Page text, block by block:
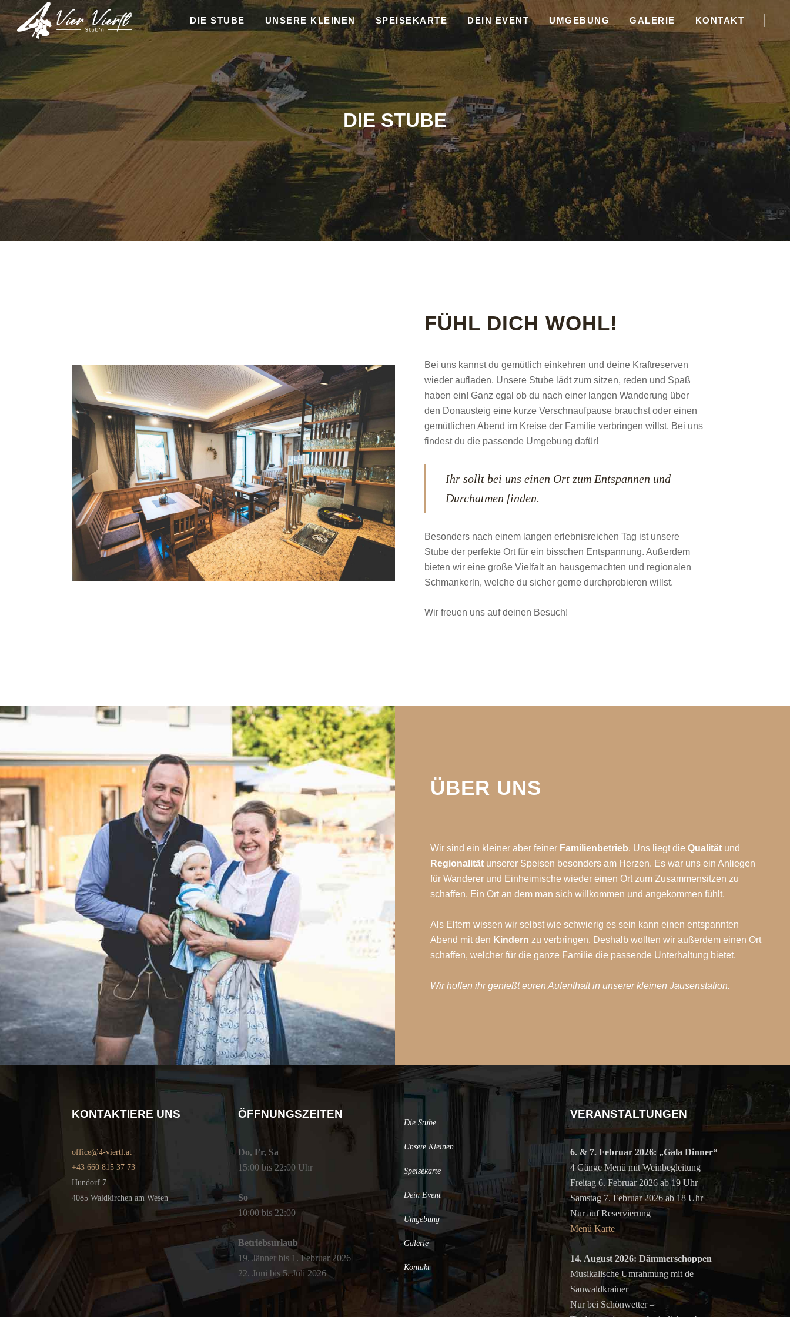
DIE STUBE UNSERE KLEINEN SPEISEKARTE DEIN EVENT UMGEBUNG GALERIE KONTAKT
DIE STUBE
FÜHL DICH WOHL!
Bei uns kannst du gemütlich einkehren und deine Kraftreserven
wieder aufladen. Unsere Stube lädt zum sitzen, reden und Spaß
haben ein! Ganz egal ob du nach einer langen Wanderung über
den Donausteig eine kurze Verschnaufpause brauchst oder einen
gemütlichen Abend im Kreise der Familie verbringen willst. Bei uns
findest du die passende Umgebung dafür!
Ihr sollt bei uns einen Ort zum Entspannen und
Durchatmen finden.
Besonders nach einem langen erlebnisreichen Tag ist unsere
Stube der perfekte Ort für ein bisschen Entspannung. Außerdem
bieten wir eine große Vielfalt an hausgemachten und regionalen
Schmankerln, welche du sicher gerne durchprobieren willst.
Wir freuen uns auf deinen Besuch!
ÜBER UNS
Wir sind ein kleiner aber feiner Familienbetrieb. Uns liegt die Qualität und
Regionalität unserer Speisen besonders am Herzen. Es war uns ein Anliegen
für Wanderer und Einheimische wieder einen Ort zum Zusammensitzen zu
schaffen. Ein Ort an dem man sich willkommen und angekommen fühlt.
Als Eltern wissen wir selbst wie schwierig es sein kann einen entspannten
Abend mit den Kindern zu verbringen. Deshalb wollten wir außerdem einen Ort
schaffen, welcher für die ganze Familie die passende Unterhaltung bietet.
Wir hoffen ihr genießt euren Aufenthalt in unserer kleinen Jausenstation.
KONTAKTIERE UNS
office@4-viertl.at
‭+43 660 815 37 73
Hundorf 7
4085 Waldkirchen am Wesen
ÖFFNUNGSZEITEN
Do, Fr, Sa
15:00 bis 22:00 Uhr
So
10:00 bis 22:00
Betriebsurlaub
19. Jänner bis 1. Februar 2026
22. Juni bis 5. Juli 2026
Die Stube
Unsere Kleinen
Speisekarte
Dein Event
Umgebung
Galerie
Kontakt
VERANSTALTUNGEN
6. & 7. Februar 2026: „Gala Dinner“
4 Gänge Menü mit Weinbegleitung
Freitag 6. Februar 2026 ab 19 Uhr
Samstag 7. Februar 2026 ab 18 Uhr
Nur auf Reservierung
Menü Karte
14. August 2026: Dämmerschoppen
Musikalische Umrahmung mit de
Sauwaldkrainer
Nur bei Schönwetter –